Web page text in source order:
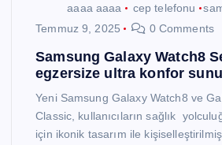
aaaa aaaa cep telefonu
Temmuz 9, 2025
0 Comments
Samsung Galaxy Watch8
egzersize ultra konfor
Yeni Samsung Galaxy Watch8 ve
Classic, kullanıcıların sağlık
için ikonik tasarım ile kişiselleştirilmiş